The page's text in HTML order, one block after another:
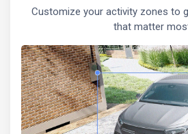
Customize your activity zones to
that matter